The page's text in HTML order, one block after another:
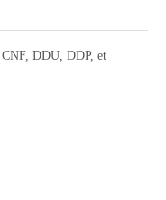
DDU, DDP, et